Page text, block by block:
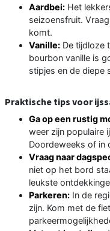
Aardbei: Het
seizoensfruit.
komt.
Vanille: De tijdloze
bourbon vanille is
stipjes en de diepe
Praktische tips voor
Ga op een rustig
weer zijn populaire
Doordeweeks of in
Vraag naar
niet op het bord
leukste
Parkeren: In de
zijn. Kom met de